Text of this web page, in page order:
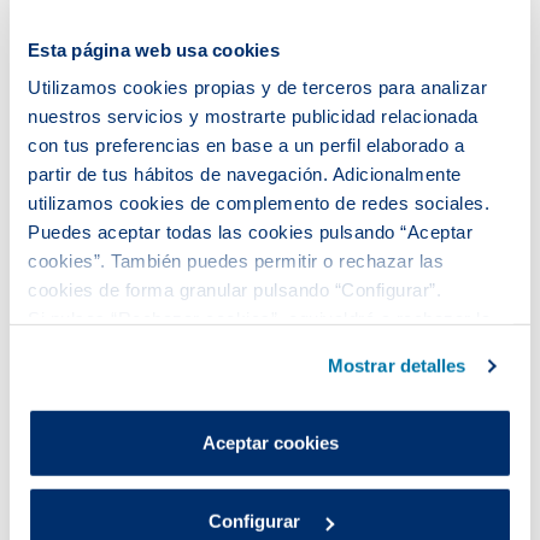
Esta página web usa cookies
Utilizamos cookies propias y de terceros para analizar
nuestros servicios y mostrarte publicidad relacionada
con tus preferencias en base a un perfil elaborado a
partir de tus hábitos de navegación. Adicionalmente
utilizamos cookies de complemento de redes sociales.
Puedes aceptar todas las cookies pulsando “Aceptar
cookies”. También puedes permitir o rechazar las
cookies de forma granular pulsando “Configurar”.
son indispensables para que el sitio web funcione y que
por tanto no se pueden desactivar.
Puedes consultar más información en nuestra
Mostrar detalles
Aceptar cookies
Configurar
Aigües de Barcelona genera en
2025 un impacto equivalente al
La Junta General Ordinaria de Accionistas ha
gestión del 2025 de la compañía. Aigües de
Barcelona generó 1.235 puestos de trabajo directos